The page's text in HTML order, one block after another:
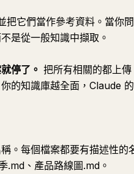
把它們當作參考資料。當你
是從一般知識中擷取。
停了。 把所有相關的都上
的知識庫越全面，Claude
。每個檔案都要有描述性
.md、產品路線圖.md。